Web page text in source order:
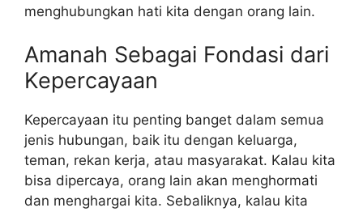
menghubungkan hati kita dengan orang lain.
Amanah Sebagai Fondasi dari
Kepercayaan
Kepercayaan itu penting banget dalam semua
jenis hubungan, baik itu dengan keluarga,
teman, rekan kerja, atau masyarakat. Kalau kita
bisa dipercaya, orang lain akan menghormati
dan menghargai kita. Sebaliknya, kalau kita